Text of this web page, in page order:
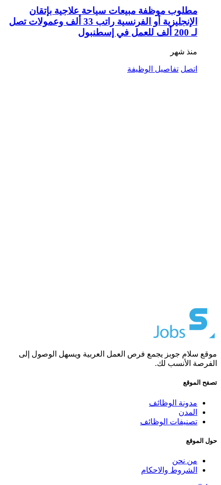
مطلوب موظفة مبيعات سياحة علاجية بإتقان
الإنجليزية أو الفرنسية راتب 33 ألف وعمولات تصل
لـ 200 ألف للعمل في إسطنبول
منذ شهر
اتصل تفاصيل الوظيفة
موقع سلام جوبز يجمع فرص العمل العربية ويسهل الوصول إلى
الفرصة الأنسب لك.
تصفح الموقع
مدونة الوظائف
المدن
تصنيفات الوظائف
حول الموقع
من نحن
الشروط والاحكام